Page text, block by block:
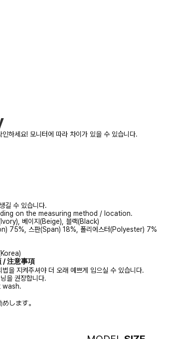
하세요! 모니터에 따라 차이가 있을 수 있습니다.
길 수 있습니다.
on the measuring method / location.
베이지(Beige), 블랙(Black)
75%, 스판(Span) 18%, 폴리에스터(Polyester) 7%
/ 注意事項
을 지켜주셔야 더 오래 예쁘게 입으실 수 있습니다.
을 권장합니다.
wash.
します。